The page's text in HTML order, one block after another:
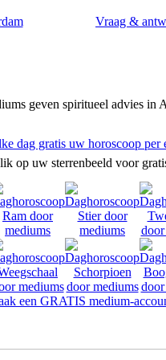
Vraag &
geven spiritueel advies in
dag gratis uw horoscoop per
op uw sterrenbeeld voor
een GRATIS medium-